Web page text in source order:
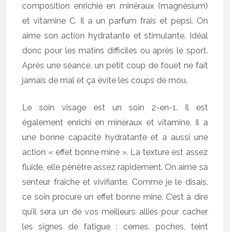
composition enrichie en minéraux (magnésium)
et vitamine C. Il a un parfum frais et pepsi. On
aime son action hydratante et stimulante. Idéal
donc pour les matins difficiles ou après le sport.
Après une séance, un petit coup de fouet ne fait
jamais de mal et ça évite les coups de mou.
Le soin visage est un soin 2-en-1. Il est
également enrichi en minéraux et vitamine. Il a
une bonne capacité hydratante et a aussi une
action « effet bonne mine ». La texture est assez
fluide, elle pénètre assez rapidement. On aime sa
senteur fraîche et vivifiante. Comme je le disais,
ce soin procure un effet bonne mine. C’est à dire
qu’il sera un de vos meilleurs alliés pour cacher
les signes de fatigue : cernes, poches, teint